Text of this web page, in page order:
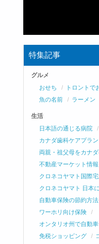
特集記事
グルメ
おせち
トロントで
魚の名前
ラーメン
生活
日本語の通じる病院
カナダ歯科ケアプラン
両親・祖父母をカナ
不動産マーケット情報
クロネコヤマト国際
クロネコヤマト 日本
自動車保険の節約方法
ワーホリ向け保険
オンタリオ州で自動
免税ショッピング